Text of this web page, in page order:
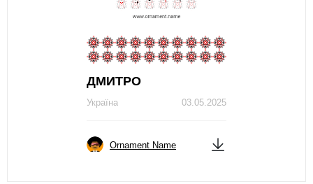
ДМИТРО
03.05.2025
Україна
Ornament Name